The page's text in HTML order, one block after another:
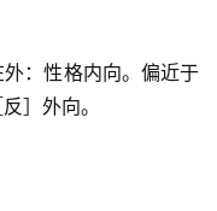
外：性格内向。偏近于
］外向。